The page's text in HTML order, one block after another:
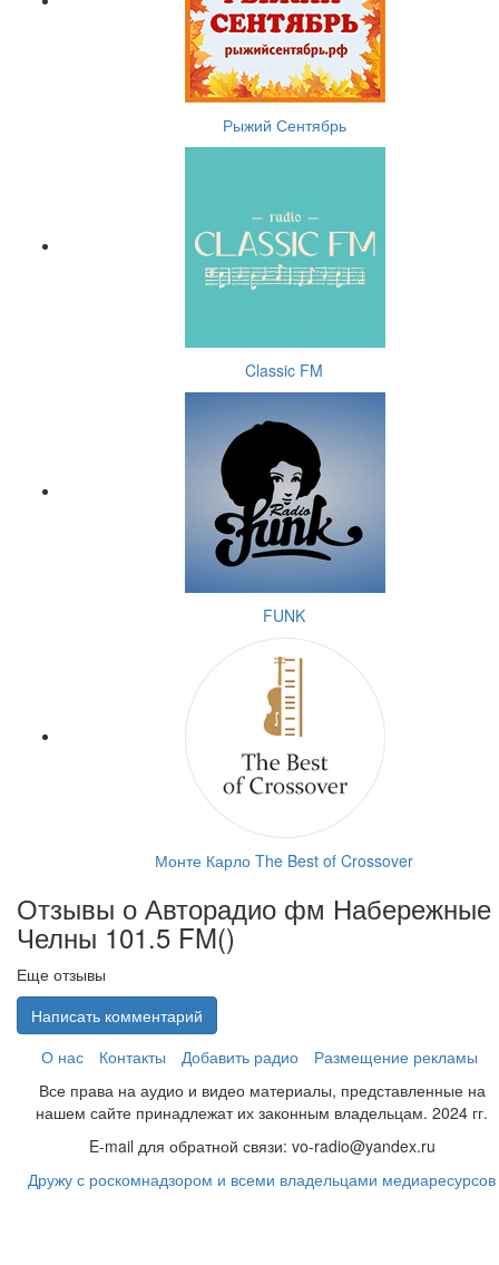
Рыжий Сентябрь
Classic FM
FUNK
Монте Карло The Best of Crossover
Отзывы о Авторадио фм Набережные
Челны 101.5 FM()
Еще отзывы
Написать комментарий
О нас
Контакты Добавить радио
Размещение рекламы
Все права на аудио и видео материалы, представленные на
нашем сайте принадлежат их законным владельцам. 2024 гг.
E-mail для обратной связи: vo-radio@yandex.ru
Дружу с роскомнадзором и всеми владельцами медиаресурсов